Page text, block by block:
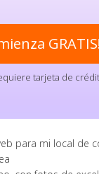
tarjeta de
para mi local de